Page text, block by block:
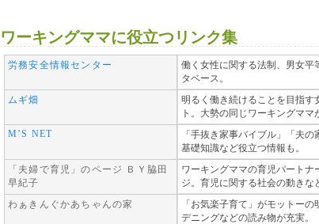
ワーキングママに役立つリンク集
労務安全情報センター
働く女性に関する法制、男女平
タベース。
ムギ畑
明るく働き続けることを目指す
ト。大勢の同じワーキングママ
M’S NET
「手抜き家事バイブル」「夫
基礎知識など役立つ情報も。
「夫婦で育児」のページ ＢＹ脇田
早紀子
ワーキングママの育児パート
ジ。育児に関する社会の動きな
わぁきんぐかあちゃんの家
「お気楽子育て」がモットー
デニングなどの読み物が充実。